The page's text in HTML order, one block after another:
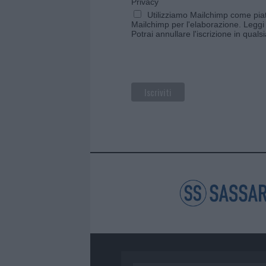
Utilizziamo Mailchimp come
Mailchimp per l'elaborazione.
Potrai annullare l'iscrizione in